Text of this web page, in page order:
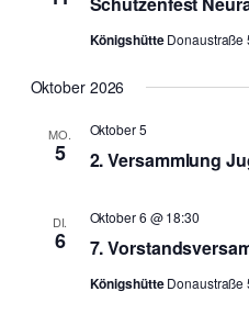
KönigshütteDonaustraße
Oktober 2026
MO.
5 2. Versammlung
Oktober 5
DI.
6 7.
Oktober 6 @ 18:30
KönigshütteDonaustraße